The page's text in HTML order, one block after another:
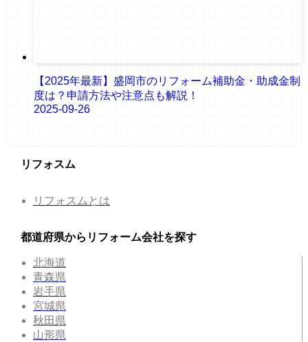
【2025年最新】盛岡市のリフォーム補助金・助成金制
度は？申請方法や注意点も解説！
2025-09-26
リフォスム
リフォスムとは
都道府県からリフォーム会社を探す
北海道
青森県
岩手県
宮城県
秋田県
山形県